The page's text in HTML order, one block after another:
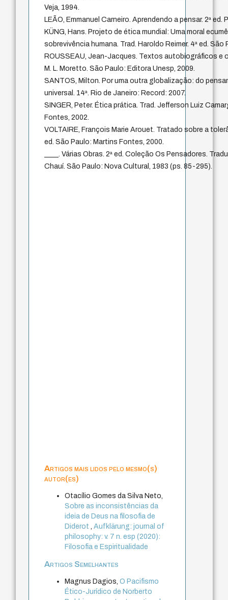
Veja, 1994.
LEÃO, Emmanuel Carneiro. Aprendendo a pensar. 2ª
KÜNG, Hans. Projeto de ética mundial: Uma moral
sobrevivência humana. Trad. Haroldo Reimer. 4ª ed. São
ROUSSEAU, Jean-Jacques. Textos autobiográficos e
M. L. Moretto. São Paulo: Editora Unesp, 2009.
SANTOS, Milton. Por uma outra globalização: do
universal. 14ª. Rio de Janeiro: Record: 2007.
SINGER, Peter. Ética prática. Trad. Jefferson Luiz
Fontes, 2002.
VOLTAIRE, François Marie Arouet. Tratado sobre a
ed. São Paulo: Martins Fontes, 2000.
____. Várias Obras. 2ª ed. Coleção Os Pensadores.
Chauí. São Paulo: Nova Cultural, 1983 (ps. 85-295).
Artigos mais lidos pelo mesmo(s)
autor(es)
Otacílio Gomes da Silva Neto,
Sobre as inconsistências da
ideia de Deus na filosofia de
Diderot
,Aufklärung: journal of
philosophy: v. 7 n. esp (2020):
Filosofia e Espiritualidade
Artigos Semelhantes
Magnus Dagios,O Pacifismo
Ético-Jurídico de Norberto